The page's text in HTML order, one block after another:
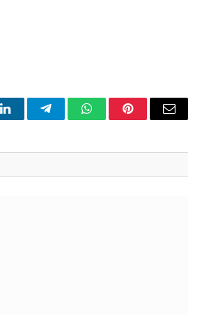
LinkedInTelegramWhatsAppPinterestEmail